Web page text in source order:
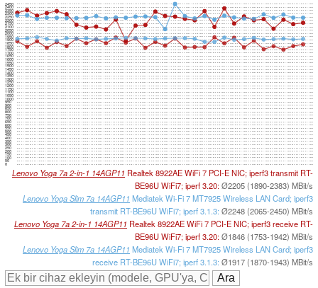
0
50
100
150
200
250
300
350
400
450
500
550
600
650
700
750
800
850
900
950
1000
1050
1100
1150
1200
1250
1300
1350
1400
1450
1500
1550
1600
1650
1700
1750
1800
1850
1900
1950
2000
2050
2100
2150
2200
2250
2300
2350
2400
2450
Lenovo Yoga 7a 2-in-1 14AGP11 Realtek 8922AE WiFi 7 PCI-E NIC; iperf3 transmit RT-
BE96U WiFi7; iperf 3.20:Ø2205 (1890-2383) MBit/s
Lenovo Yoga Slim 7a 14AGP11 Mediatek Wi-Fi 7 MT7925 Wireless LAN Card; iperf3
transmit RT-BE96U WiFi7; iperf 3.1.3: Ø2248 (2065-2450) MBit/s
Lenovo Yoga 7a 2-in-1 14AGP11 Realtek 8922AE WiFi 7 PCI-E NIC; iperf3 receive RT-
BE96U WiFi7; iperf 3.20:Ø1846 (1753-1942) MBit/s
Lenovo Yoga Slim 7a 14AGP11 Mediatek Wi-Fi 7 MT7925 Wireless LAN Card; iperf3
receive RT-BE96U WiFi7; iperf 3.1.3: Ø1917 (1870-1943) MBit/s